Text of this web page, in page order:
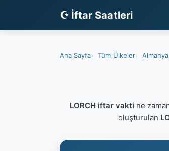
☪ İftar Saatleri
Ana Sayfa Tüm Ülkeler
LORCH iftar vakti ne
oluşturulan